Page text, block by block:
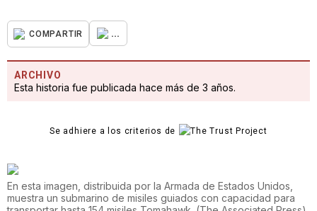
COMPARTIR ...
ARCHIVO
Esta historia fue publicada hace más de 3 años.
Se adhiere a los criterios de
En esta imagen, distribuida por la Armada de Estados Unidos,
muestra un submarino de misiles guiados con capacidad para